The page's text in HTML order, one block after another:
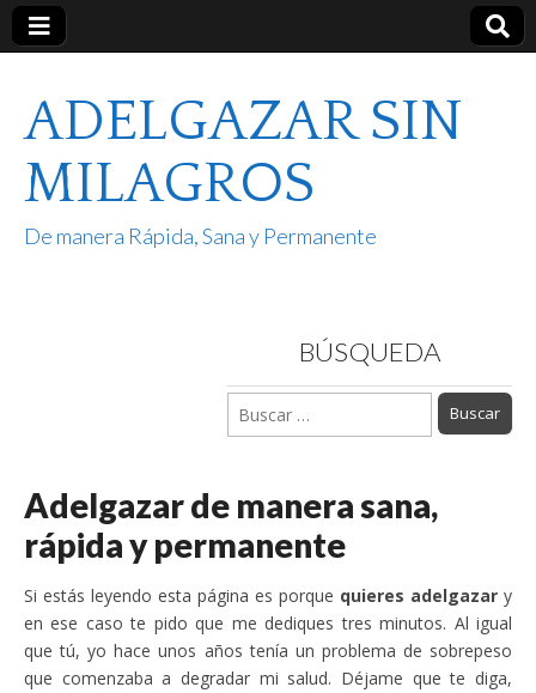
ADELGAZAR SIN
MILAGROS
De manera Rápida, Sana y Permanente
BÚSQUEDA
Buscar:
Adelgazar de manera sana,
rápida y permanente
Si estás leyendo esta página es porque quieres adelgazar y
en ese caso te pido que me dediques tres minutos. Al igual
que tú, yo hace unos años tenía un problema de sobrepeso
que comenzaba a degradar mi salud. Déjame que te diga,